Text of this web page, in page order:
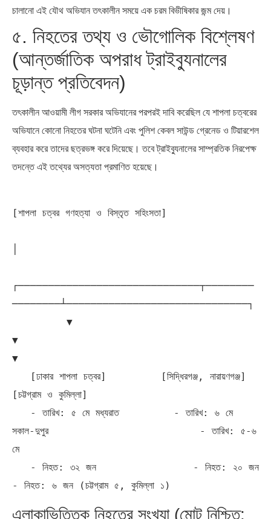
চালানো এই যৌথ অভিযান তৎকালীন সময়ে এক চরম বিভীষিকার জন্ম দেয়।
৫. নিহতের তথ্য ও ভৌগোলিক বিশ্লেষণ
(আন্তর্জাতিক অপরাধ ট্রাইব্যুনালের
চূড়ান্ত প্রতিবেদন)
তৎকালীন আওয়ামী লীগ সরকার অভিযানের পরপরই দাবি করেছিল যে শাপলা চত্বরের
অভিযানে কোনো নিহতের ঘটনা ঘটেনি এবং পুলিশ কেবল সাউন্ড গ্রেনেড ও টিয়ারশেল
ব্যবহার করে তাদের ছত্রভঙ্গ করে দিয়েছে। তবে ট্রাইব্যুনালের সাম্প্রতিক নিরপেক্ষ
তদন্তে এই তথ্যের অসত্যতা প্রমাণিত হয়েছে।
[শাপলা চত্বর গণহত্যা ও বিস্তৃত সহিংসতা]
┌──────────────────────────────┬────────
────────┴──────────────────────────────┐
▼
▼
[চট্টগ্রাম ও কুমিল্লা]
সকাল-দুপুর                         - তারিখ: ৫-৬
মে
এলাকাভিত্তিক নিহতের সংখ্যা (মোট নিশ্চিত: